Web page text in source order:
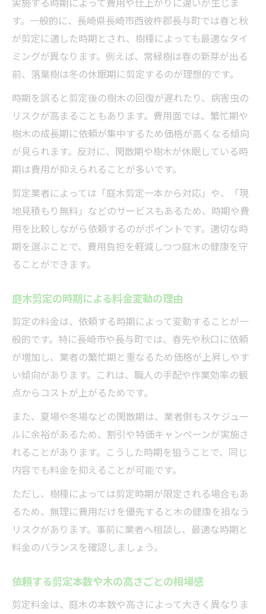
す。一般的に、長崎県長崎市西彼杵郡長与町では春と秋
が剪定に適した時期とされ、樹種によっても最適なタイ
ミングが異なります。例えば、常緑樹は春の新芽が出る
前、落葉樹は冬の休眠期に剪定するのが理想的です。
時期を誤ると剪定後の樹木の回復が遅れたり、病害虫の
リスクが高まることもあります。費用面では、繁忙期や
樹木の成長期に依頼が集中するため価格が高くなる傾向
が見られます。反対に、閑散期や樹木が休眠している時
期は費用が抑えられることが多いです。
剪定業者によっては「庭木剪定一本から対応」や、「現
地見積もり無料」などのサービスもあるため、時期や費
用を比較しながら依頼するのがポイントです。適切な時
期を選ぶことで、費用負担を軽減しつつ庭木の健康を守
ることができます。
庭木剪定の時期による料金変動の理由
剪定の料金は、依頼する時期によって変動することが一
般的です。特に長崎市や長与町では、春先や秋口に依頼
が増加し、業者の繁忙期と重なるため価格が上昇しやす
い傾向があります。これは、職人の手配や作業効率の観
点からコストが上がるためです。
また、夏場や冬場などの閑散期は、業者側もスケジュー
ルに余裕があるため、割引や特価キャンペーンが実施さ
れることがあります。こうした時期を狙うことで、同じ
内容でも料金を抑えることが可能です。
ただし、樹種によっては剪定時期が限定される場合もあ
るため、無理に費用だけを優先すると木の健康を損なう
リスクがあります。事前に業者へ相談し、最適な時期と
料金のバランスを確認しましょう。
依頼する剪定本数や木の高さごとの相場感
剪定料金は、庭木の本数や高さによって大きく異なりま